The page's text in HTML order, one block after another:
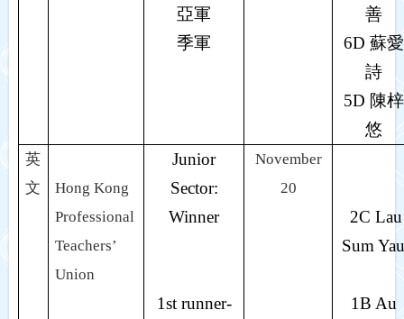
亞軍
季軍
善
6D 蘇愛
詩
5D 陳梓
悠
英
文
Hong Kong
Professional
Teachers’
Union
Junior
Sector:
Winner
1st runner-
November
20
2C Lau
Sum Yau
1B Au